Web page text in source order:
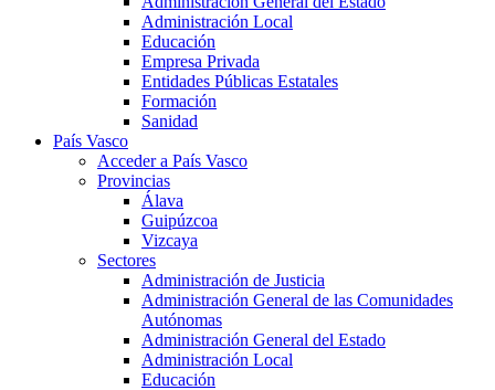
Administración Local
Educación
Empresa Privada
Entidades Públicas Estatales
Formación
Sanidad
País Vasco
Acceder a País Vasco
Provincias
Álava
Guipúzcoa
Vizcaya
Sectores
Administración de Justicia
Administración General de las Comunidades
Autónomas
Administración General del Estado
Administración Local
Educación